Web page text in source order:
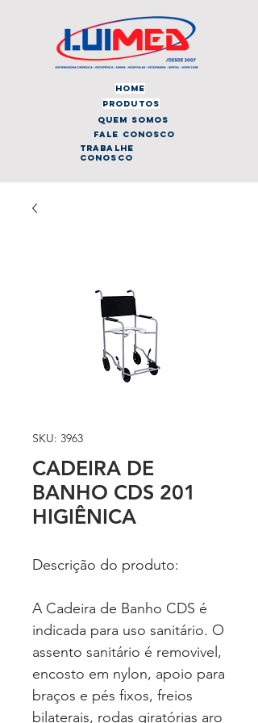
home
produtos
quem somos
fale conosco
trabalhe
conosco
SKU: 3963
CADEIRA DE
BANHO CDS 201
HIGIÊNICA
Descrição do produto:
A Cadeira de Banho CDS é
indicada para uso sanitário. O
assento sanitário é removivel,
encosto em nylon, apoio para
braços e pés fixos, freios
bilaterais, rodas giratórias aro